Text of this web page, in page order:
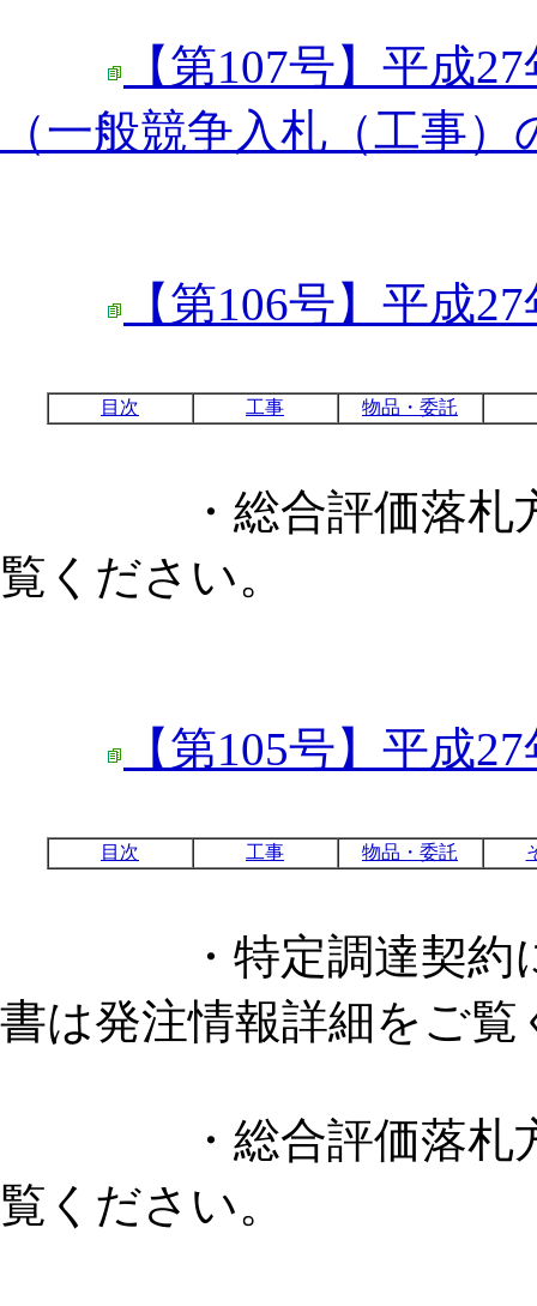
【第107号】平成
（一般競争入札（工事）
【第106号】平成
目次 工事 物品・委託
・総合評価落札方
覧ください。
【第105号】平成
目次 工事 物品・委託
・特定調達契約に
書は発注情報詳細をご覧
・総合評価落札方
覧ください。